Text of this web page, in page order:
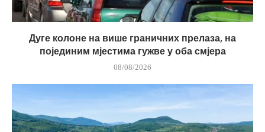
Дуге колоне на више граничних прелаза, на
појединим мјестима гужве у оба смјера
08/08/2026